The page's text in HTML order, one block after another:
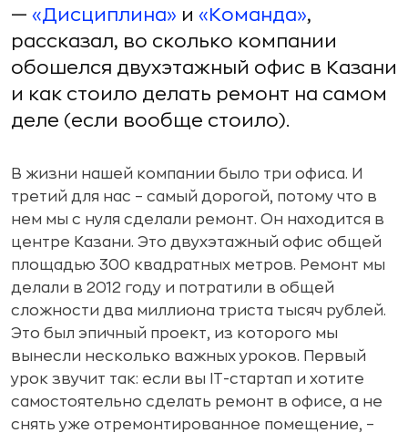
— «Дисциплина» и «Команда»,
рассказал, во сколько компании
обошелся двухэтажный офис в Казани
и как стоило делать ремонт на самом
деле (если вообще стоило).
В жизни нашей компании было три офиса. И
третий для нас – самый дорогой, потому что в
нем мы с нуля сделали ремонт. Он находится в
центре Казани. Это двухэтажный офис общей
площадью 300 квадратных метров. Ремонт мы
делали в 2012 году и потратили в общей
сложности два миллиона триста тысяч рублей.
Это был эпичный проект, из которого мы
вынесли несколько важных уроков. Первый
урок звучит так: если вы IT-стартап и хотите
самостоятельно сделать ремонт в офисе, а не
снять уже отремонтированное помещение, –